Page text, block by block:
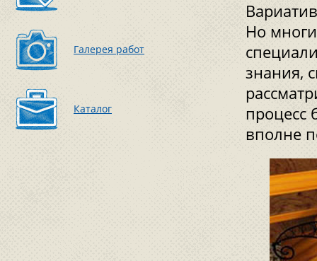
Галерея работ
Каталог
Но
знания,
процесс
вполне